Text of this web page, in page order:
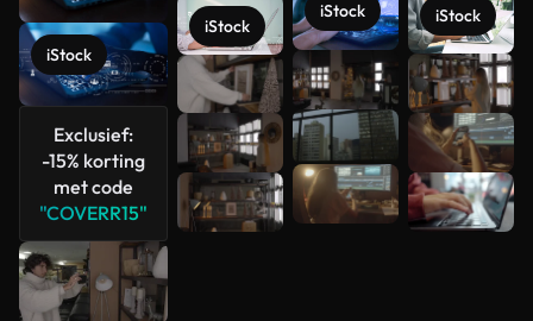
iStock
Exclusief:
-15% korting
met code
"COVERR15"
iStock
iStock iStock
Meer
bekijken